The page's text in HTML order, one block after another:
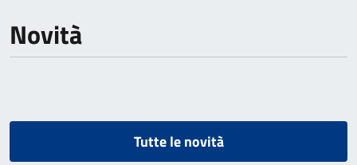
Novità
Tutte le novità